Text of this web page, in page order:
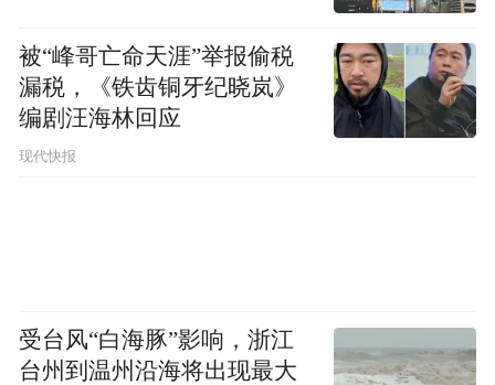
被“峰哥亡命天涯”举报偷税
漏税，《铁齿铜牙纪晓岚》
编剧汪海林回应
现代快报
受台风“白海豚”影响，浙江
台州到温州沿海将出现最大